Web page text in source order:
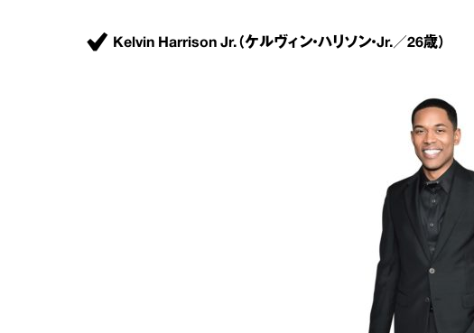
Kelvin Harrison Jr.（ケルヴィン・ハリソン・Jr.／26歳）